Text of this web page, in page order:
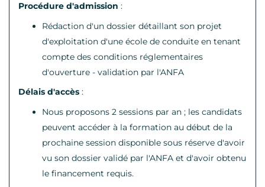
Procédure d'admission :
Rédaction d'un dossier détaillant son projet
d'exploitation d'une école de conduite en tenant
compte des conditions réglementaires
d'ouverture - validation par l'ANFA
Délais d'accès :
Nous proposons 2 sessions par an ; les candidats
peuvent accéder à la formation au début de la
prochaine session disponible sous réserve d'avoir
vu son dossier validé par l'ANFA et d'avoir obtenu
le financement requis.